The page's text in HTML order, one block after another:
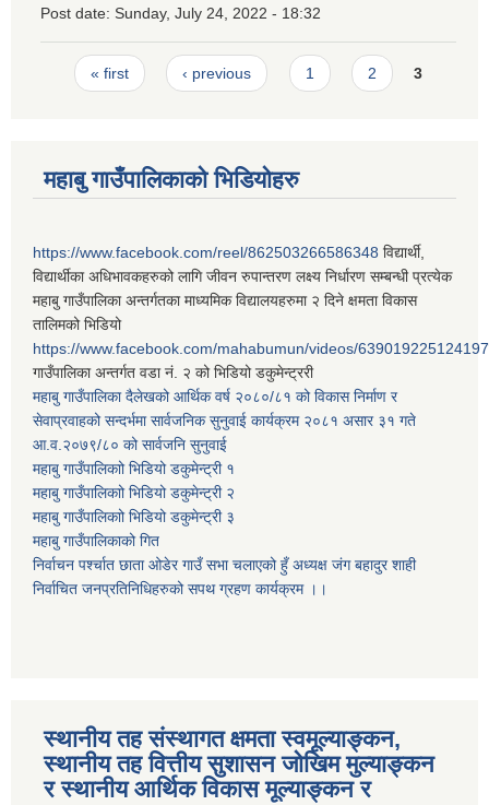
Post date: Sunday, July 24, 2022 - 18:32
Pages
« first ‹ previous 1 2 3
महाबु गाउँपालिकाको भिडियोहरु
https://www.facebook.com/reel/862503266586348 विद्यार्थी,
विद्यार्थीका अधिभावकहरुको लागि जीवन रुपान्तरण लक्ष्य निर्धारण सम्बन्धी प्रत्येक
महाबु गाउँपालिका अन्तर्गतका माध्यमिक विद्यालयहरुमा २ दिने क्षमता विकास
तालिमको भिडियो
https://www.facebook.com/mahabumun/videos/639019225124197
गाउँपालिका अन्तर्गत वडा नं. २ को भिडियो डकुमेन्ट्ररी
महाबु गाउँपालिका दैलेखको आर्थिक वर्ष २०८०/८१ को विकास निर्माण र
सेवाप्रवाहको सन्दर्भमा सार्वजनिक सुनुवाई कार्यक्रम २०८१ असार ३१ गते
आ.व.२०७९/८० को सार्वजनि सुनुवाई
महाबु गाउँपालिकाो भिडियो डकुमेन्ट्री १
महाबु गाउँपालिकाो भिडियो डकुमेन्ट्री २
महाबु गाउँपालिकाो भिडियो डकुमेन्ट्री ३
महाबु गाउँपालिकाको गित
निर्वाचन पर्श्चात छाता ओडेर गाउँ सभा चलाएको हुँ अध्यक्ष जंग बहादुर शाही
निर्वाचित जनप्रतिनिधिहरुको सपथ ग्रहण कार्यक्रम ।।
स्थानीय तह संस्थागत क्षमता स्वमूल्याङ्कन,
स्थानीय तह वित्तीय सुशासन जोखिम मुल्याङ्कन
र स्थानीय आर्थिक विकास मूल्याङ्कन र